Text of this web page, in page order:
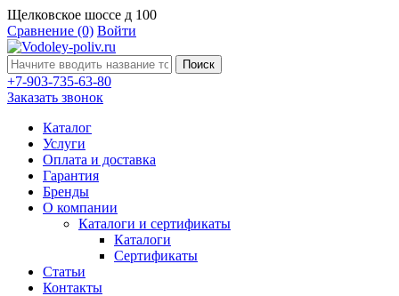
Щелковское шоссе д 100
Сравнение (0) Войти
Поиск
+7-903-735-63-80
Заказать звонок
Каталог
Услуги
Оплата и доставка
Гарантия
Бренды
О компании
Каталоги и сертификаты
Каталоги
Сертификаты
Статьи
Контакты